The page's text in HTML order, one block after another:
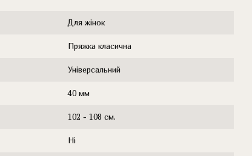
Для жінок
Пряжка класична
Універсальний
40 мм
102 - 108 см.
Ні